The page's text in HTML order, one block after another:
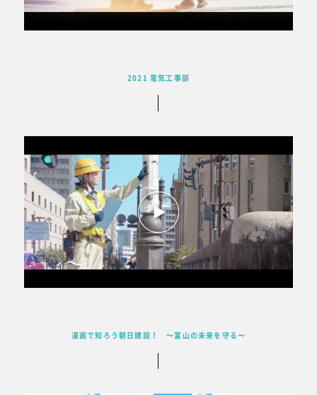
2021 電気工事部
漫画で知ろう朝日建設！ 〜富山の未来を守る〜